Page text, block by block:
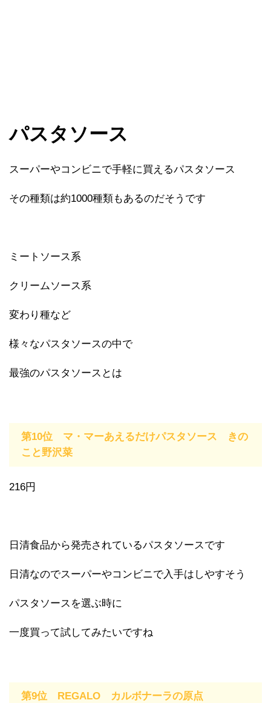
パスタソース
スーパーやコンビニで手軽に買えるパスタソース
その種類は約1000種類もあるのだそうです
ミートソース系
クリームソース系
変わり種など
様々なパスタソースの中で
最強のパスタソースとは
第10位 マ・マーあえるだけパスタソース きの
こと野沢菜
216円
日清食品から発売されているパスタソースです
日清なのでスーパーやコンビニで入手はしやすそう
パスタソースを選ぶ時に
一度買って試してみたいですね
第9位 REGALO カルボナーラの原点